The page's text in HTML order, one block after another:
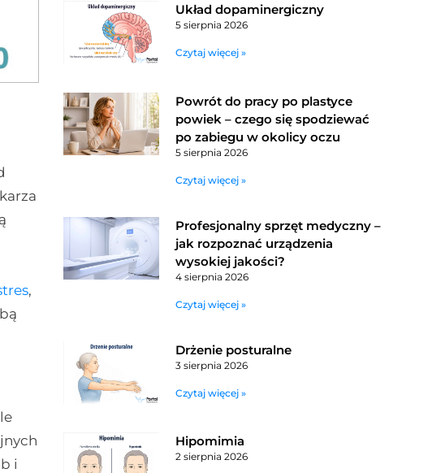
,
i
Układ dopaminergiczny
5 sierpnia 2026
Czytaj więcej »
Powrót do pracy po plastyce
powiek – czego się spodziewać
po zabiegu w okolicy oczu
5 sierpnia 2026
Czytaj więcej »
Profesjonalny sprzęt medyczny –
jak rozpoznać urządzenia
wysokiej jakości?
4 sierpnia 2026
Czytaj więcej »
Drżenie posturalne
3 sierpnia 2026
Czytaj więcej »
Hipomimia
2 sierpnia 2026